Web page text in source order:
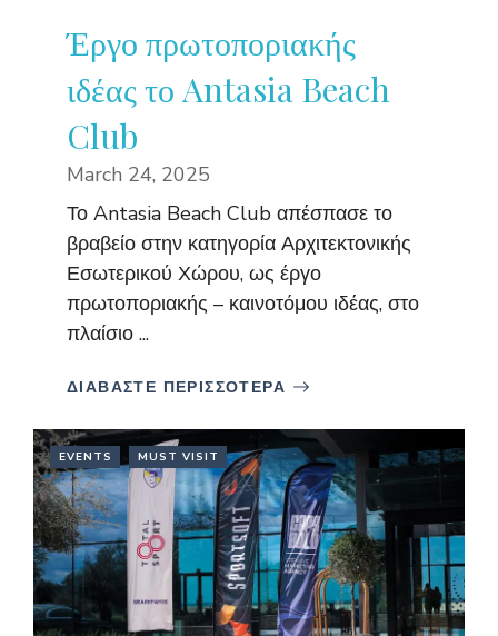
Έργο πρωτοποριακής
ιδέας το Antasia Beach
Club
March 24, 2025
Το Antasia Beach Club απέσπασε το
βραβείο στην κατηγορία Αρχιτεκτονικής
Εσωτερικού Χώρου, ως έργο
πρωτοποριακής – καινοτόμου ιδέας, στο
πλαίσιο ...
ΔΙΑΒΑΣΤΕ ΠΕΡΙΣΣΟΤΕΡΑ
EVENTS MUST VISIT